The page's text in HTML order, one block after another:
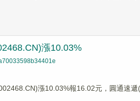
漲10.03%
漲10.03%報16.02元，圓通速